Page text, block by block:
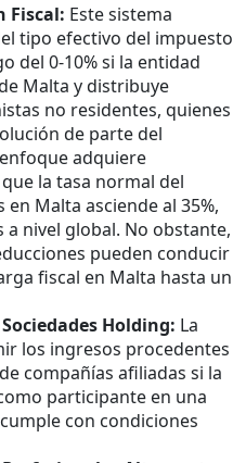
Fiscal: Este sistema
tipo efectivo del impuesto
del 0-10% si la entidad
Malta y distribuye
no residentes, quienes
de parte del
adquiere
la tasa normal del
Malta asciende al 35%,
a nivel global. No obstante,
pueden conducir
fiscal en Malta hasta un
Holding: La
los ingresos procedentes
compañías afiliadas si la
participante en una
con condiciones